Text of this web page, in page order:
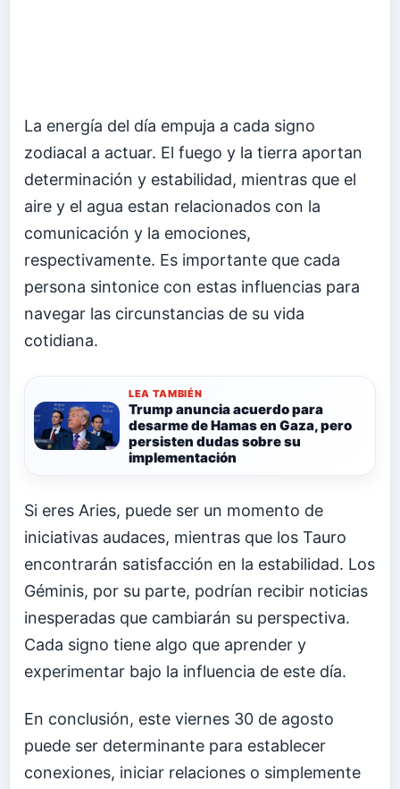
La energía del día empuja a cada signo
zodiacal a actuar. El fuego y la tierra aportan
determinación y estabilidad, mientras que el
aire y el agua estan relacionados con la
comunicación y la emociones,
respectivamente. Es importante que cada
persona sintonice con estas influencias para
navegar las circunstancias de su vida
cotidiana.
LEA TAMBIÉN
Trump anuncia acuerdo para
desarme de Hamas en Gaza, pero
persisten dudas sobre su
implementación
Si eres Aries, puede ser un momento de
iniciativas audaces, mientras que los Tauro
encontrarán satisfacción en la estabilidad. Los
Géminis, por su parte, podrían recibir noticias
inesperadas que cambiarán su perspectiva.
Cada signo tiene algo que aprender y
experimentar bajo la influencia de este día.
En conclusión, este viernes 30 de agosto
puede ser determinante para establecer
conexiones, iniciar relaciones o simplemente